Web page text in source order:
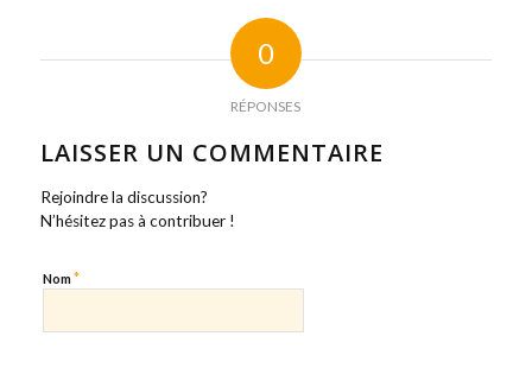
0
RÉPONSES
LAISSER UN COMMENTAIRE
Rejoindre la discussion?
N’hésitez pas à contribuer !
Nom*